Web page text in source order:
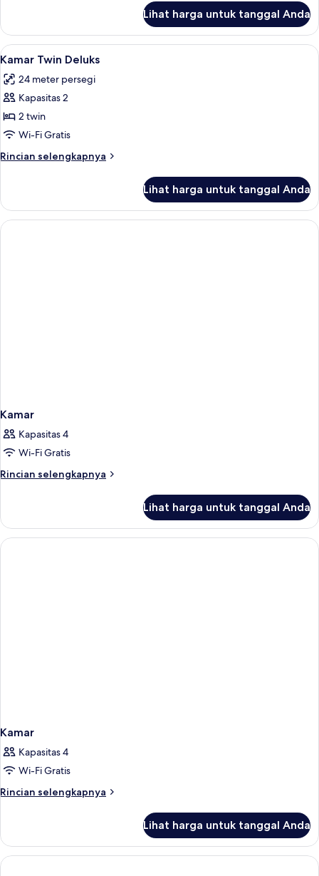
Kamar
Double
Deluks
Lihat harga untuk tanggal Anda
Lihat
semua
foto
untuk
Kamar
Twin
Deluks
Minibar, brankas, meja kerja, dan
7
Kamar Twin Deluks
24 meter persegi
Kapasitas 2
2 twin
Wi-Fi Gratis
Rincian selengkapnya
Rincian
Kamar
Twin
Deluks
Lihat harga untuk tanggal Anda
Kamar
Kapasitas 4
Wi-Fi Gratis
Rincian selengkapnya
Rincian
Kamar
Lihat harga untuk tanggal Anda
Kamar
Kapasitas 4
Wi-Fi Gratis
Rincian selengkapnya
Rincian
Kamar
Lihat harga untuk tanggal Anda